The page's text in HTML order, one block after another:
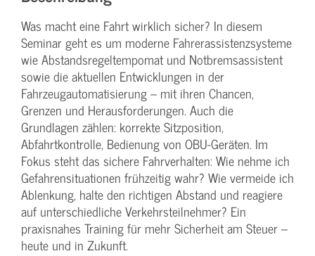
Was macht eine Fahrt wirklich sicher? In diesem
Seminar geht es um moderne Fahrerassistenzsysteme
wie Abstandsregeltempomat und Notbremsassistent
sowie die aktuellen Entwicklungen in der
Fahrzeugautomatisierung – mit ihren Chancen,
Grenzen und Herausforderungen. Auch die
Grundlagen zählen: korrekte Sitzposition,
Abfahrtkontrolle, Bedienung von OBU-Geräten. Im
Fokus steht das sichere Fahrverhalten: Wie nehme ich
Gefahrensituationen frühzeitig wahr? Wie vermeide ich
Ablenkung, halte den richtigen Abstand und reagiere
auf unterschiedliche Verkehrsteilnehmer? Ein
praxisnahes Training für mehr Sicherheit am Steuer –
heute und in Zukunft.